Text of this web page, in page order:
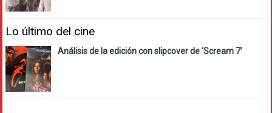
Lo último del cine
Análisis de la edición con slipcover de ‘Scream 7’